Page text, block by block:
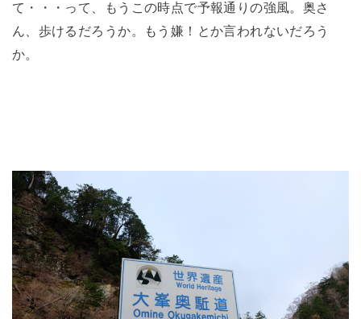
て・・・って、もうこの時点で予報通りの強風。奥さ
ん、歩けるだろうか。もう嫌！とか言われないだろう
か。